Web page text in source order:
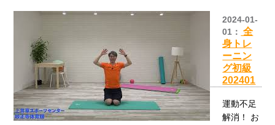
2024-01-
01： 全
身トレ
ーニン
グ初級
202401
運動不足
解消！ お